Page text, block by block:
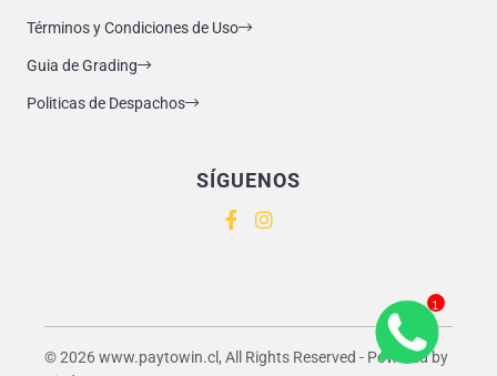
Términos y Condiciones de Uso
Guia de Grading
Politicas de Despachos
SÍGUENOS
© 2026 www.paytowin.cl, All Rights Reserved - Powered by
1